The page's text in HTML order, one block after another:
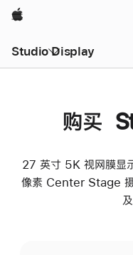
Apple
Studio Display
购买
27 英寸 5K 视网膜显
像素 Center Stage 摄